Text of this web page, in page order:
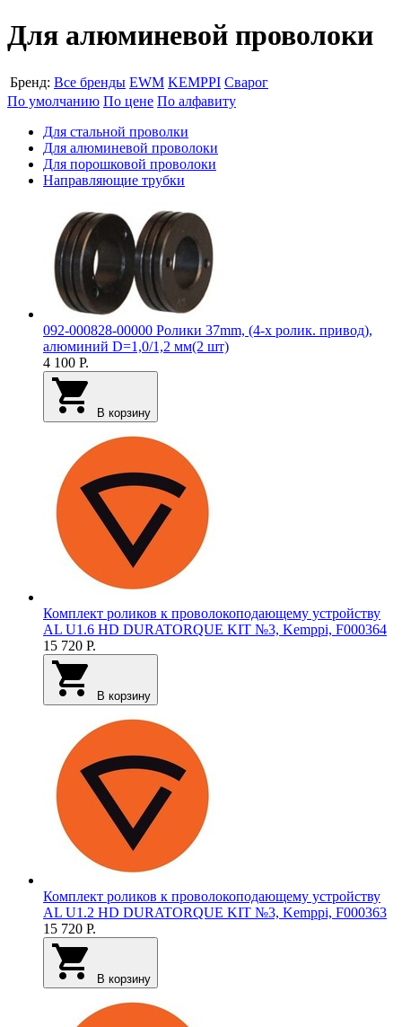
Для алюминевой проволоки
Бренд: Все бренды EWM KEMPPI Сварог
По умолчанию По цене По алфавиту
Для стальной проволки
Для алюминевой проволоки
Для порошковой проволоки
Направляющие трубки
092-000828-00000 Ролики 37mm, (4-х ролик. привод),
алюминий D=1,0/1,2 мм(2 шт)
4 100 Р.
В корзину
Комплект роликов к проволокоподающему устройству
AL U1.6 HD DURATORQUE KIT №3, Kemppi, F000364
15 720 Р.
В корзину
Комплект роликов к проволокоподающему устройству
AL U1.2 HD DURATORQUE KIT №3, Kemppi, F000363
15 720 Р.
В корзину